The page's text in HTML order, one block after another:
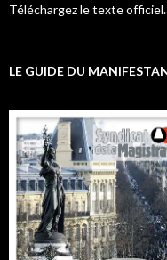
Téléchargez le texte officiel.
LE GUIDE DU